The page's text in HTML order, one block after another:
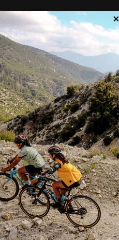
"Αποδοχή όλων". Μπορείτε
Διαβάστε την πολιτική μας για
Ρυθμίσεις Αποδοχή όλων
×